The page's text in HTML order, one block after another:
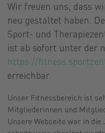
Wir freuen uns, dass
neu gestaltet haben.
Sport- und
ist ab sofort unter der
https://
erreichbar.
Unser Fitnessbereich ist
Mitgliederinnen und
Unsere Webseite war in